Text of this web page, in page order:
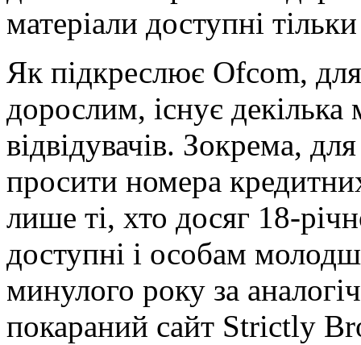
матеріали доступні
Як підкреслює Ofcom,
дорослим, існує декілька
відвідувачів. Зокрема,
просити номера
лише ті, хто досяг 18-
доступні і особам
минулого року за
покараний сайт Strictly